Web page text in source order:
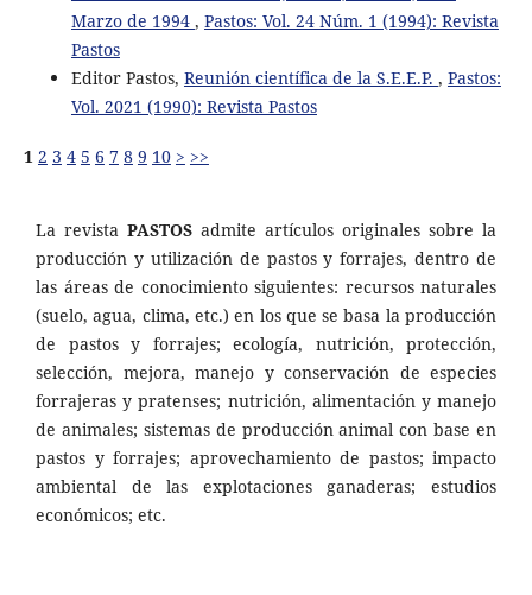
Marzo de 1994 , Pastos: Vol. 24 Núm. 1 (1994): Revista
Pastos
Editor Pastos, Reunión científica de la S.E.E.P. , Pastos:
Vol. 2021 (1990): Revista Pastos
1 2 3 4 5 6 7 8 9 10 > >>
La revista PASTOS admite artículos originales sobre la
producción y utilización de pastos y forrajes, dentro de
las áreas de conocimiento siguientes: recursos naturales
(suelo, agua, clima, etc.) en los que se basa la producción
de pastos y forrajes; ecología, nutrición, protección,
selección, mejora, manejo y conservación de especies
forrajeras y pratenses; nutrición, alimentación y manejo
de animales; sistemas de producción animal con base en
pastos y forrajes; aprovechamiento de pastos; impacto
ambiental de las explotaciones ganaderas; estudios
económicos; etc.